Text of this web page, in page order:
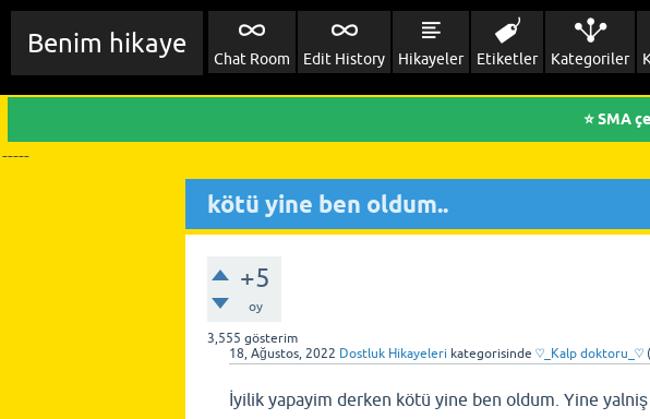
Benim hikaye
Chat Room Edit History Hikayeler Etiketler Kategoriler
⭐ SMA
-----
kötü yine ben oldum..
+5
oy
3,555 gösterim
18, Ağustos, 2022 Dostluk Hikayeleri kategorisinde ♡_Kalp doktoru_♡ (
İyilik yapayim derken kötü yine ben oldum. Yine